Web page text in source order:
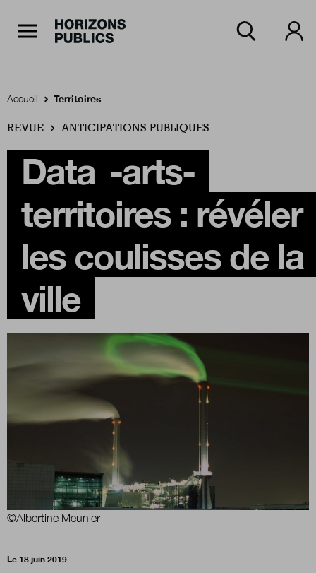
Accueil
Rubriques
Numéros
Boutique
Qui sommes-nous ?
Nous contacter
Newsletter
de la transformation publique.
Accueil Territoires
REVUE ANTICIPATIONS PUBLIQUES
Data -arts-
territoires : révéler
les coulisses de la
ville
©Albertine Meunier
Le 18 juin 2019